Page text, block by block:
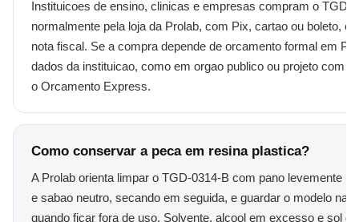
Instituicoes de ensino, clinicas e empresas compram o TGD-
normalmente pela loja da Prolab, com Pix, cartao ou boleto, e
nota fiscal. Se a compra depende de orcamento formal em
dados da instituicao, como em orgao publico ou projeto com
o Orcamento Express.
Como conservar a peca em resina plastica?
A Prolab orienta limpar o TGD-0314-B com pano levemente
e sabao neutro, secando em seguida, e guardar o modelo na
quando ficar fora de uso. Solvente, alcool em excesso e sol